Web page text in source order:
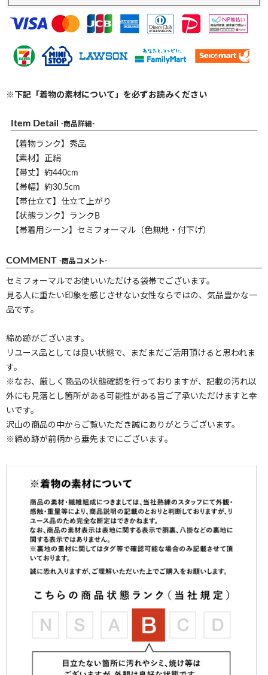
※下記「着物の素材について」を必ずお読みください
Item Detail -商品詳細-
【着物ランク】秀品
【素材】正絹
【帯丈】約440cm
【帯幅】約30.5cm
【帯仕立て】仕立て上がり
【状態ランク】ランクB
【帯着用シーン】セミフォーマル（色無地・付下げ）
COMMENT -商品コメント-
セミフォーマルでお使いいただける袋帯でございます。
見る人に重たい印象を感じさせない女性ならではの、気品豊かな一
品です。
締め跡がございます。
リユース品としては良い状態で、まだまだご活用頂けると思われま
す。
※なお、厳しく商品の状態確認を行っておりますが、記載の汚れ以
外にも見落とし箇所がある可能性がある旨ご了承いただけますと幸
いです。
沢山の商品の中からご覧いただき誠にありがとうございます。
※締め跡が前柄から垂先までにございます。